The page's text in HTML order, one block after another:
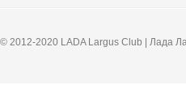
© 2012-2020 LADA Largus Club | Лада